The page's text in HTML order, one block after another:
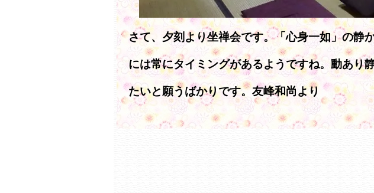
さて、夕刻より坐禅会です。「心身一如」の静
には常にタイミングがあるようですね。動あり
たいと願うばかりです。友峰和尚より